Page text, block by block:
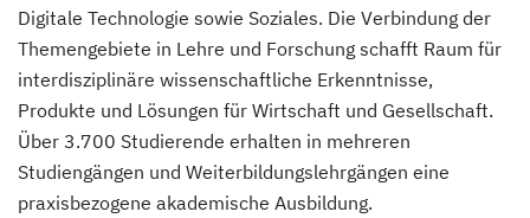
Digitale Technologie sowie Soziales. Die Verbindung der
Themengebiete in Lehre und Forschung schafft Raum für
interdisziplinäre wissenschaftliche Erkenntnisse,
Produkte und Lösungen für Wirtschaft und Gesellschaft.
Über 3.700 Studierende erhalten in mehreren
Studiengängen und Weiterbildungslehrgängen eine
praxisbezogene akademische Ausbildung.